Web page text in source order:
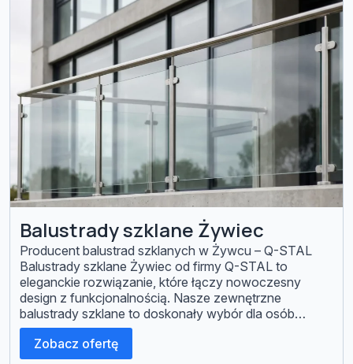
Balustrady szklane Żywiec
Producent balustrad szklanych w Żywcu – Q-STAL
Balustrady szklane Żywiec od firmy Q-STAL to
eleganckie rozwiązanie, które łączy nowoczesny
design z funkcjonalnością. Nasze zewnętrzne
balustrady szklane to doskonały wybór dla osób
ceniących estetykę i trwałość. Dzięki odporności na
zmienne warunki atmosferyczne, nasze produkty
zapewniają długotrwałe użytkowanie, zachowując
Zobacz ofertę